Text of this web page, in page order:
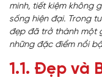
minh, tiết kiệm không
sống hiện đại. Trong
đẹp đã trở thành một
những đặc điểm nổi
1.1. Đẹp và